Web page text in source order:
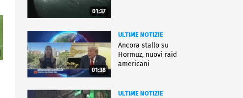
01:37
01:38
ULTIME NOTIZIE
Ancora stallo su
Hormuz, nuovi raid
americani
ULTIME NOTIZIE